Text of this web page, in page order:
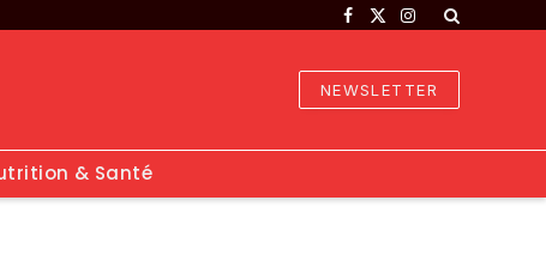
Facebook
X
Instagram
NEWSLETTER
& Santé